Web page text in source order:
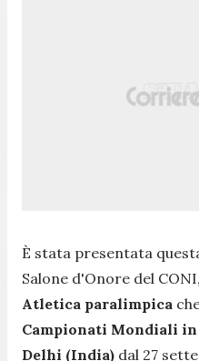
È stata presentata
Salone d'Onore del CONI,
Atletica paralimpica
Campionati Mondiali in
Delhi (India) dal 27